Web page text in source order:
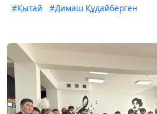
#Қытай #Димаш Құдайберген